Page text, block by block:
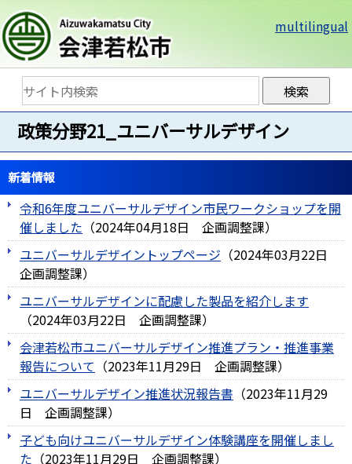
multilingual
政策分野21_ユニバーサルデザイン
新着情報
令和6年度ユニバーサルデザイン市民ワークショップを開
催しました （2024年04月18日 企画調整課）
ユニバーサルデザイントップページ （2024年03月22日
企画調整課）
ユニバーサルデザインに配慮した製品を紹介します
（2024年03月22日 企画調整課）
会津若松市ユニバーサルデザイン推進プラン・推進事業
報告について （2023年11月29日 企画調整課）
ユニバーサルデザイン推進状況報告書 （2023年11月29
日
企画調整課）
子ども向けユニバーサルデザイン体験講座を開催しまし
た （2023年11月29日 企画調整課）